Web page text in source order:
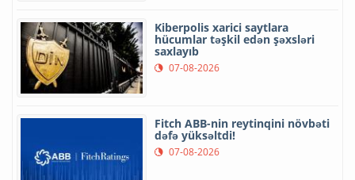
Kiberpolis xarici saytlara
hücumlar təşkil edən şəxsləri
saxlayıb
07-08-2026
Fitch ABB-nin reytinqini növbəti
dəfə yüksəltdi!
07-08-2026